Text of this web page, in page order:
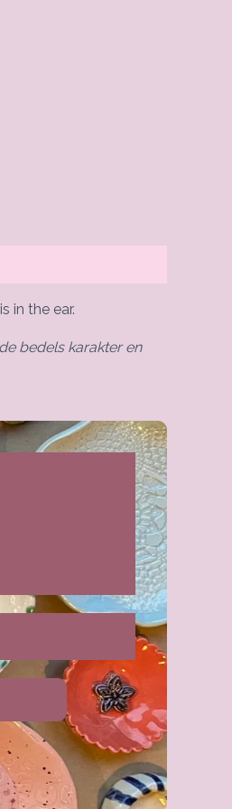
in the ear.
bedels karakter en